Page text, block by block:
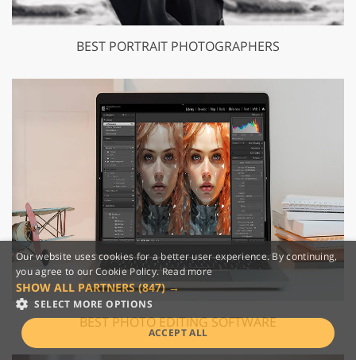
BEST PORTRAIT PHOTOGRAPHERS
BEST PHOTO EDITING SOFTWARE
Our website uses cookies for a better user experience. By continuing,
you agree to our Cookie Policy.Read more
SHOW ALL PARTNERS(847) →
SELECT MORE OPTIONS
ACCEPT ALL